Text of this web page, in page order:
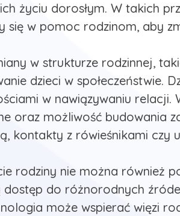
życiu dorosłym. W takich
się w pomoc rodzinom, aby
w strukturze rodzinnej,
dzieci w społeczeństwie.
w nawiązywaniu relacji.
oraz możliwość budowania
kontakty z rówieśnikami czy
rodziny nie można również
dostęp do różnorodnych
może wspierać więzi